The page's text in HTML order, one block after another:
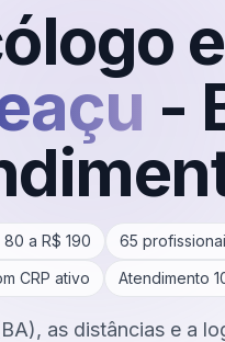
-
80 a R$ 190 65
CRP ativo
Atendimento
as distâncias e a